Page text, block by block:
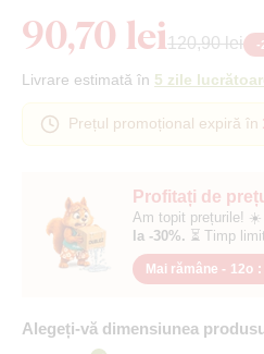
Profitați de
Am topit prețurile! ☀️
la -30%. ⏳ Timp
Mai rămâne - 12o :
Alegeți-vă dimensiunea
90,70 lei120,90 lei -
Livrare estimată în 5 zile
Prețul promoțional expiră în